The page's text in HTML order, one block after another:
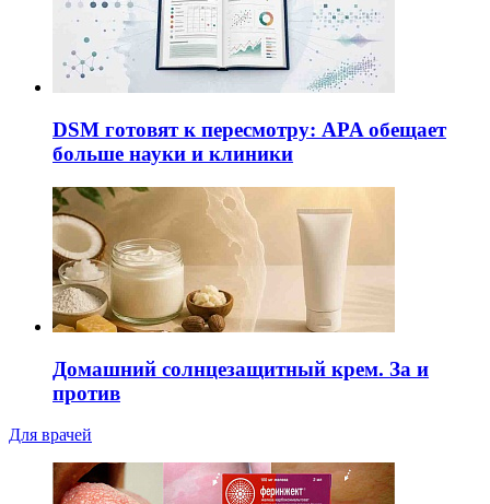
DSM готовят к пересмотру: APA обещает
больше науки и клиники
Домашний солнцезащитный крем. За и
против
Для врачей